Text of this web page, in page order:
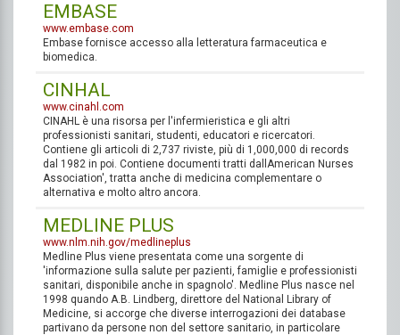
EMBASE
www.embase.com
Embase fornisce accesso alla letteratura farmaceutica e
biomedica.
CINHAL
www.cinahl.com
CINAHL è una risorsa per l'infermieristica e gli altri
professionisti sanitari, studenti, educatori e ricercatori.
Contiene gli articoli di 2,737 riviste, più di 1,000,000 di records
dal 1982 in poi. Contiene documenti tratti dallAmerican Nurses
Association', tratta anche di medicina complementare o
alternativa e molto altro ancora.
MEDLINE PLUS
www.nlm.nih.gov/medlineplus
Medline Plus viene presentata come una sorgente di
'informazione sulla salute per pazienti, famiglie e professionisti
sanitari, disponibile anche in spagnolo'. Medline Plus nasce nel
1998 quando A.B. Lindberg, direttore del National Library of
Medicine, si accorge che diverse interrogazioni dei database
partivano da persone non del settore sanitario, in particolare